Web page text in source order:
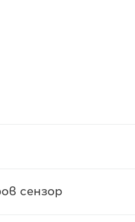
сензор